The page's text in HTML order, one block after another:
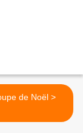
2013 Coupe de Noël >